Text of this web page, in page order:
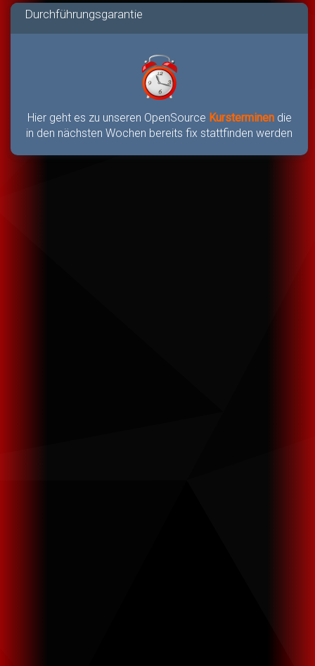
Durchführungsgarantie
Hier geht es zu unseren OpenSource Kursterminen die
in den nächsten Wochen bereits fix stattfinden werden